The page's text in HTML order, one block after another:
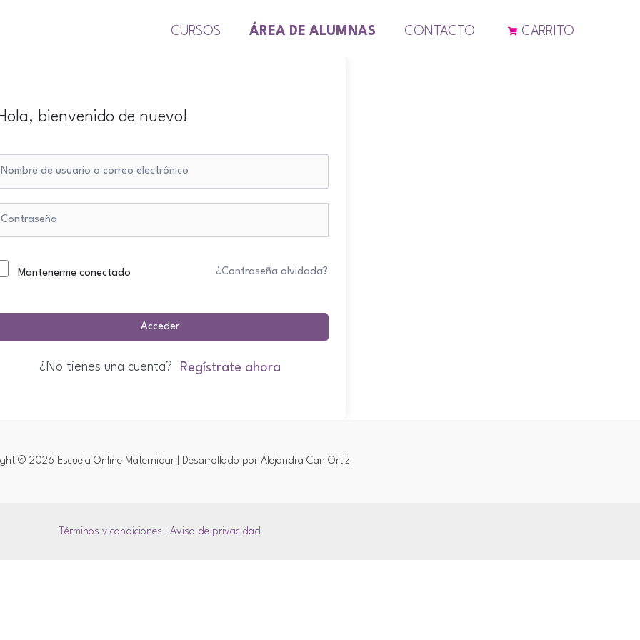
CURSOS ÁREA DE ALUMNAS CONTACTO CARRITO
bienvenido de nuevo!
Mantenerme conectado ¿Contraseña olvidada?
Acceder
¿No tienes una cuenta? Regístrate ahora
© 2026 Escuela Online Maternidar | Desarrollado por Alejandra Can Ortiz
Términos y condiciones Aviso de privacidad